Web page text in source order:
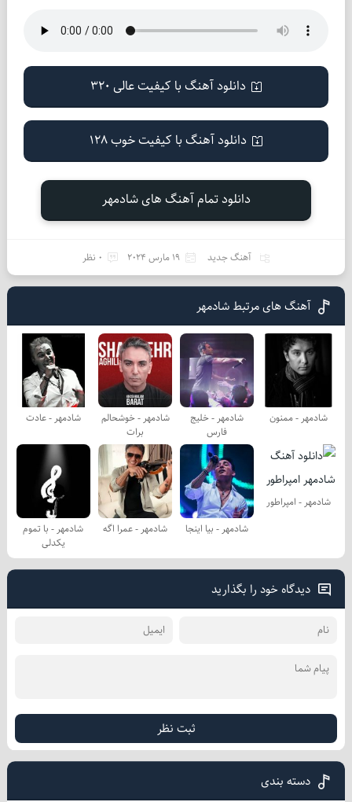
دانلود آهنگ با کیفیت عالی 320
دانلود آهنگ با کیفیت خوب 128
دانلود تمام آهنگ های شادمهر
آهنگ جدید 19 مارس 2024 0 نظر
آهنگ های مرتبط شادمهر
شادمهر - ممنون
شادمهر - خلیج
فارس
شادمهر - خوشحالم
برات
شادمهر - عادت
شادمهر - امپراطور
شادمهر - بیا اینجا
شادمهر - عمرا اگه
شادمهر - با تموم
یكدلی
دیدگاه خود را بگذارید
ثبت نظر
دسته بندی